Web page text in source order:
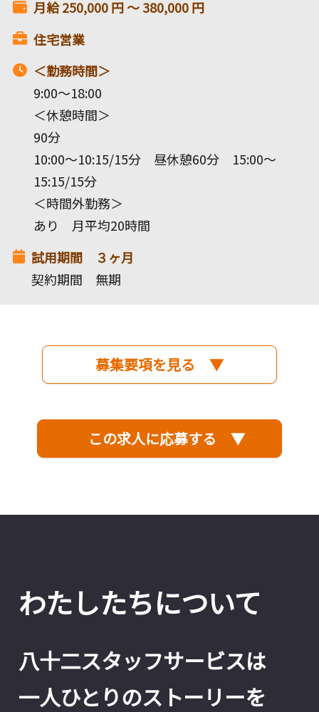
月給 250,000 円 〜 380,000円
住宅営業
＜勤務時間＞
9:00～18:00
＜休憩時間＞
90分
10:00～10:15/15分 昼休憩60分 15:00～
15:15/15分
＜時間外勤務＞
あり 月平均20時間
試用期間 ３ヶ月
契約期間 無期
募集要項を見る ▼
この求人に応募する ▼
わたしたちについて
八十二スタッフサービスは
一人ひとりのストーリーを